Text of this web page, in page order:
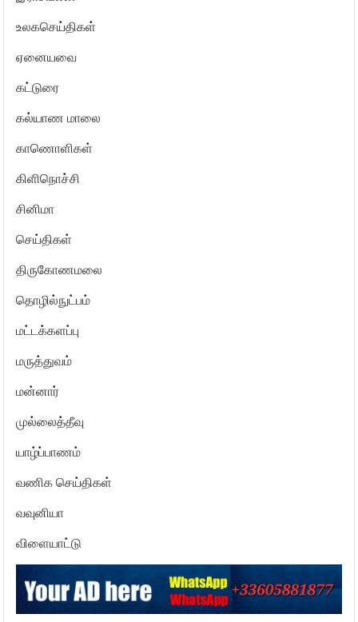
உலகசெய்திகள்
ஏனையவை
கட்டுரை
கல்யாண மாலை
காணொளிகள்
கிளிநொச்சி
சினிமா
செய்திகள்
திருகோணமலை
தொழில்நுட்பம்
மட்டக்களப்பு
மருத்துவம்
மன்னார்
முல்லைத்தீவு
யாழ்ப்பாணம்
வணிக செய்திகள்
வவுனியா
விளையாட்டு